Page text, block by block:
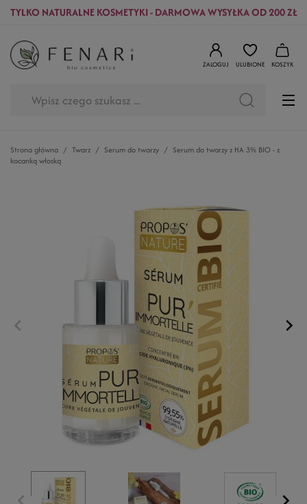
TYLKO NATURALNE KOSMETYKI - DARMOWA WYSYŁKA OD 200 ZŁ
ZALOGUJ ULUBIONE KOSZYK
Strona główna Twarz Serum do twarzy
Serum do twarzy z HA 3% BIO - z
kocanką włoską